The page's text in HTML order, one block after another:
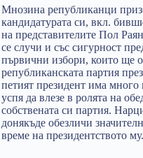
Мнозина републиканци
кандидатурата си, вкл.
на представителите Пол
се случи и със сигурност
първични избори, които ще
републиканската партия
петият президент има
успя да влезе в ролята на
собствената си партия.
донякъде обезличи
време на президентството му.